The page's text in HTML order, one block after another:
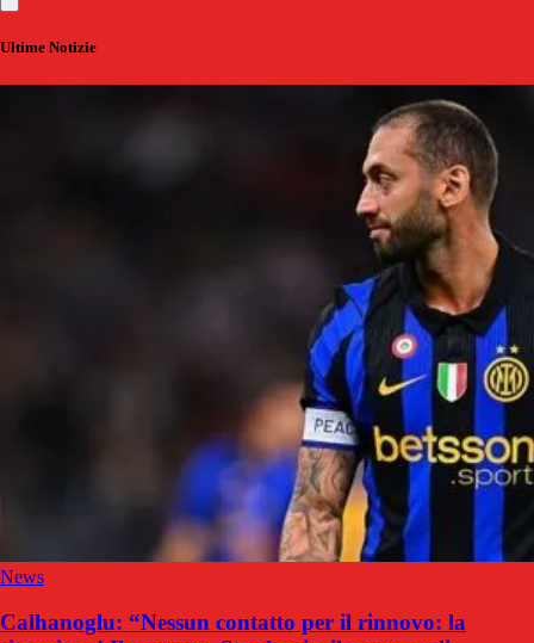
Ultime Notizie
News
Calhanoglu: “Nessun contatto per il rinnovo: la